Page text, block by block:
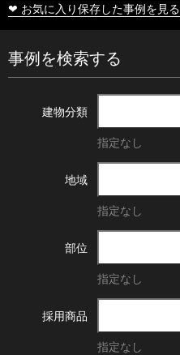
❤ お気に入り保存した事例を見る
事例を検索する
建物分類
指定なし
地域
指定なし
部位
指定なし
採用商品
指定なし